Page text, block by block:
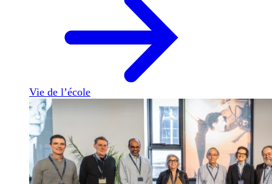
Vie de l’école